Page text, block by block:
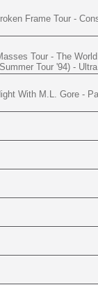
Frame Tour -
Tour - The
Tour '94) -
With M.L. Gore -